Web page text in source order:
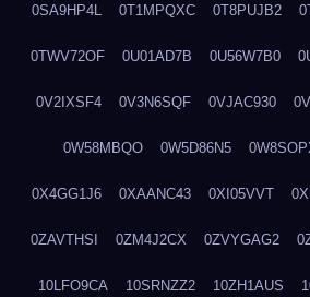
0SA9HP4L 0T1MPQXC 0T8PUJB2
0TWV72OF 0U01AD7B 0U56W7B0
0V2IXSF4 0V3N6SQF 0VJAC930
0W58MBQO 0W5D86N5
0X4GG1J6 0XAANC43 0XI05VVT
0ZAVTHSI 0ZM4J2CX 0ZVYGAG2
10LFO9CA 10SRNZZ2 10ZH1AUS